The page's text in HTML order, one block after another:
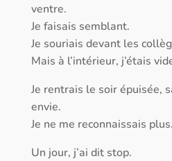
ventre.
Je faisais semblant.
Je souriais devant les
Mais à l’intérieur, j’étais
Je rentrais le soir épuisée,
envie.
Je ne me reconnaissais plus.
Un jour, j’ai dit stop.